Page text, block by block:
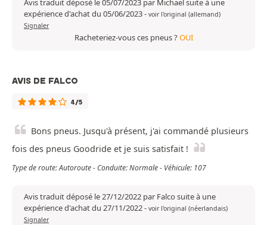
Avis traduit déposé le 05/07/2023 par Michael suite à une
expérience d'achat du 05/06/2023- voir l'original (allemand)
Signaler
Racheteriez-vous ces pneus ?OUI
AVIS DE FALCO
4/5
Bons pneus. Jusqu'à présent, j'ai commandé plusieurs
fois des pneus Goodride et je suis satisfait !
Type de route: Autoroute - Conduite: Normale - Véhicule: 107
Avis traduit déposé le 27/12/2022 par Falco suite à une
expérience d'achat du 27/11/2022- voir l'original (néerlandais)
Signaler